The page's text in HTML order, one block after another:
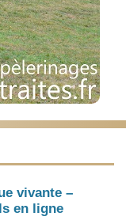
vivante –
en ligne